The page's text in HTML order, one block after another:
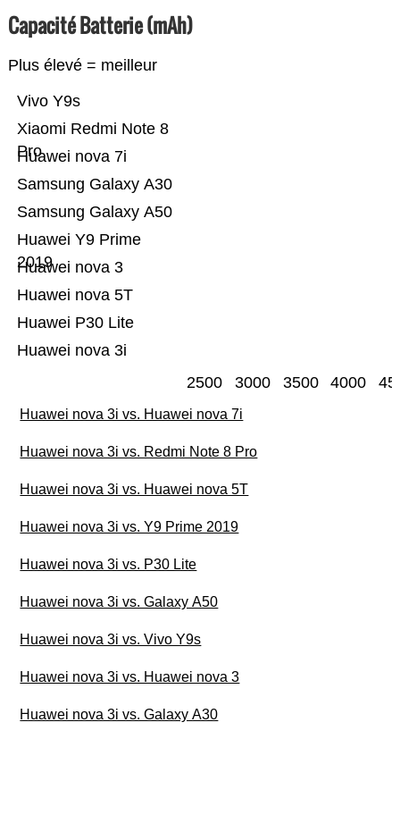
Capacité Batterie (mAh)
Plus élevé = meilleur
Huawei nova 3i
Huawei P30 Lite
Huawei nova 5T
Huawei nova 3
Huawei Y9 Prime
2019
Samsung Galaxy A50
Samsung Galaxy A30
Huawei nova 7i
Xiaomi Redmi Note 8
Pro
Vivo Y9s
2500 3000 3500 4000
Huawei nova 3i vs. Huawei nova 7i
Huawei nova 3i vs. Redmi Note 8 Pro
Huawei nova 3i vs. Huawei nova 5T
Huawei nova 3i vs. Y9 Prime 2019
Huawei nova 3i vs. P30 Lite
Huawei nova 3i vs. Galaxy A50
Huawei nova 3i vs. Vivo Y9s
Huawei nova 3i vs. Huawei nova 3
Huawei nova 3i vs. Galaxy A30